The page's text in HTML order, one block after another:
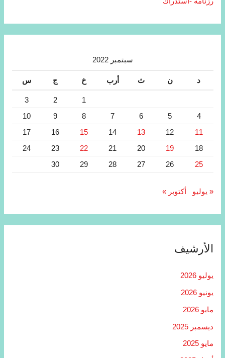
سبتمبر 2022
د ن ث أرب خ ج س
1
2
3
4
5
6
7
8
9
10
11
12
13
14
15
16
17
18
19
20
21
22
23
24
25
26
27
28
29
30
« يوليو أكتوبر »
الأرشيف
يوليو 2026
يونيو 2026
مايو 2026
ديسمبر 2025
مايو 2025